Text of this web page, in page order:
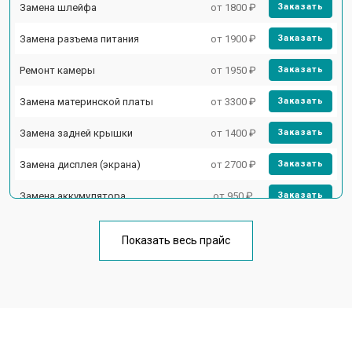
Замена шлейфа от 1800 ₽ Заказать
Замена разъема питания от 1900 ₽ Заказать
Ремонт камеры от 1950 ₽ Заказать
Замена материнской платы от 3300 ₽ Заказать
Замена задней крышки от 1400 ₽ Заказать
Замена дисплея (экрана) от 2700 ₽ Заказать
Замена аккумулятора от 950 ₽ Заказать
Ремонт цепи питания от 3200 ₽
Показать весь прайс